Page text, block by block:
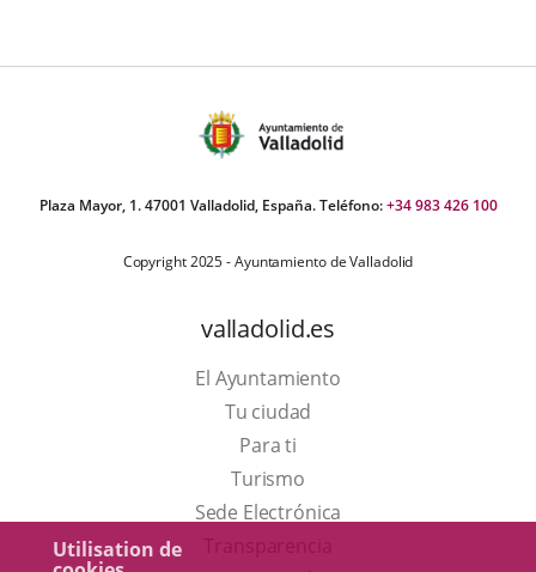
Utilisation de
Plaza Mayor, 1. 47001 Valladolid, España. Teléfono:+34 983 426 100
Copyright 2025 - Ayuntamiento de Valladolid
valladolid.es
El Ayuntamiento
Tu ciudad
Para ti
TurismoEste
enlace
Sede Electrónica